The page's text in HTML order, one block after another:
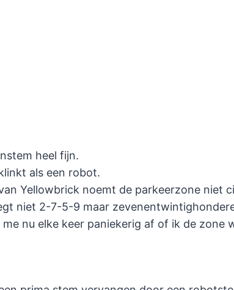
heel fijn.
als een robot.
Yellowbrick noemt de parkeerzone niet
niet 2-7-5-9 maar
nu elke keer paniekerig af of ik de zone